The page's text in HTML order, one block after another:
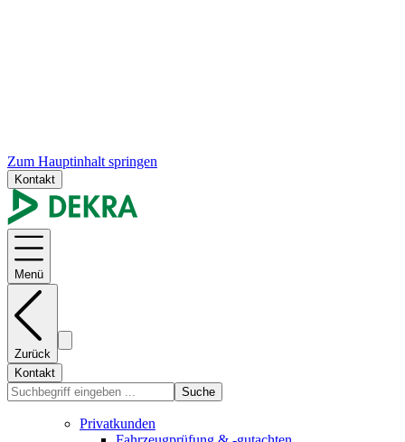
Zum Hauptinhalt springen
Kontakt
Menü
Zurück
Kontakt
Suche
Privatkunden